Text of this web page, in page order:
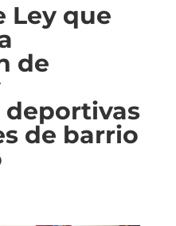
Ley que
de
de barrio